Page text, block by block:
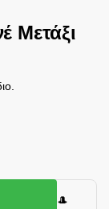
Μετάξι
🎩